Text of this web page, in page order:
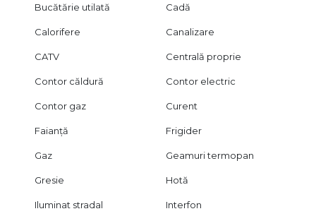
Bucătărie utilată Cadă
Calorifere Canalizare
CATV Centrală proprie
Contor căldură Contor electric
Contor gaz Curent
Faianță Frigider
Gaz Geamuri termopan
Gresie Hotă
Iluminat stradal Interfon